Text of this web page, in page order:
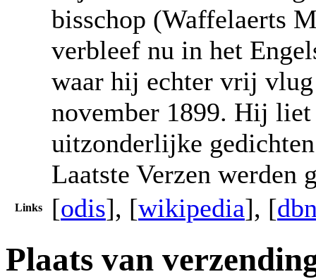
bisschop (Waffelaerts
verbleef nu in het
waar hij echter vrij
november 1899. Hij
uitzonderlijke
Laatste Verzen werden
Links [odis], [wikipedia], [
Plaats van